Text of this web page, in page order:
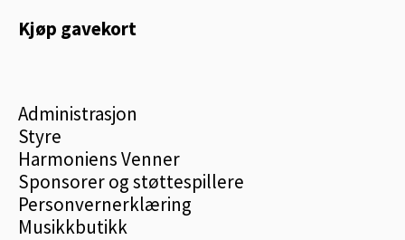
Kjøp gavekort
Administrasjon
Styre
Harmoniens Venner
Sponsorer og støttespillere
Personvernerklæring
Musikkbutikk